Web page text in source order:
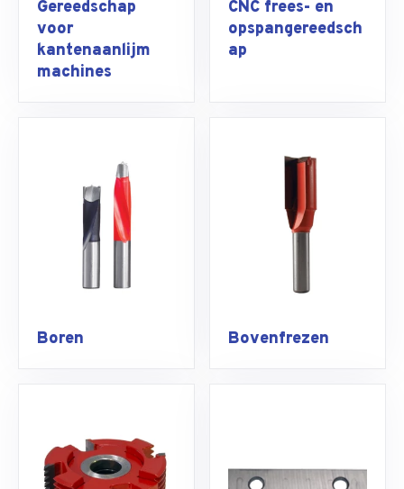
Gereedschap
voor
kantenaanlijm
machines
CNC frees- en
opspangereedsch
ap
Boren Bovenfrezen